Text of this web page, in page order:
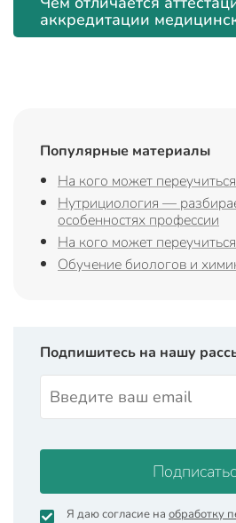
аккредитации
Популярные материалы
На кого может
Нутрициология —
особенностях профессии
На кого может
Обучение биологов и
Подпишитесь на нашу
Я даю согласие на обработку